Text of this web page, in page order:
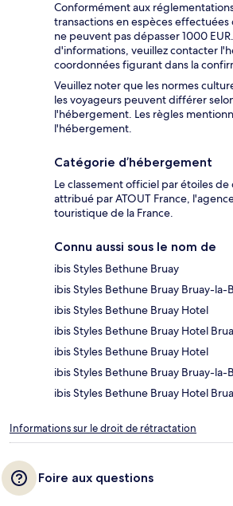
Conformément aux
transactions en espèces
ne peuvent pas dépasser 1000
d'informations, veuillez contacter
coordonnées figurant dans la
Veuillez noter que les normes
les voyageurs peuvent différer
l'hébergement. Les règles
l'hébergement.
Catégorie d’hébergement
Le classement officiel par étoiles
attribué par ATOUT France,
touristique de la France.
Connu aussi sous le nom de
ibis Styles Bethune Bruay
ibis Styles Bethune Bruay Bruay-la-
ibis Styles Bethune Bruay Hotel
ibis Styles Bethune Bruay Hotel
ibis Styles Bethune Bruay Hotel
ibis Styles Bethune Bruay Bruay-la-
ibis Styles Bethune Bruay Hotel
Informations sur le droit de rétractation
Foire aux questions